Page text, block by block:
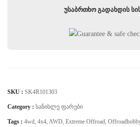
უსაბრთხო გადახდის
SKU : SK4R101303
Category : Სანისლე Ფარები
Tags : 4wd 4x4 AWD Extreme Offroad